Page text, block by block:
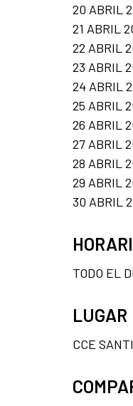
20 ABRIL
21 ABRIL
22 ABRIL
23 ABRIL
24 ABRIL
25 ABRIL
26 ABRIL
27 ABRIL
28 ABRIL
29 ABRIL
30 ABRIL
TODO EL
LUGAR
CCE